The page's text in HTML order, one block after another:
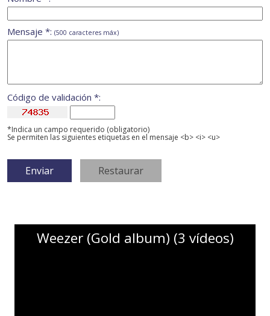
Mensaje *: (500 caracteres máx)
Código de validación *:
*Indica un campo requerido (obligatorio)
Se permiten las siguientes etiquetas en el mensaje <b> <i> <u>
Weezer (Gold album) (3 vídeos)